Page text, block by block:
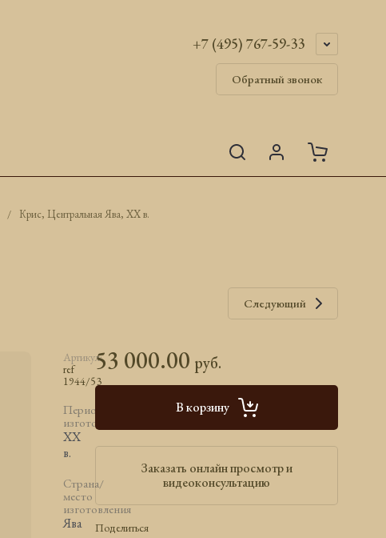
+7 (495) 767-59-33
Обратный звонок
/ Крис, Центральная Ява, ХХ в.
Следующий
Артикул:
ref
1944/53
Период
изготовления
ХХ
в.
Страна/
место
изготовления
Ява
53 000.00 руб.
В корзину
Заказать онлайн просмотр и
видеоконсультацию
Поделиться